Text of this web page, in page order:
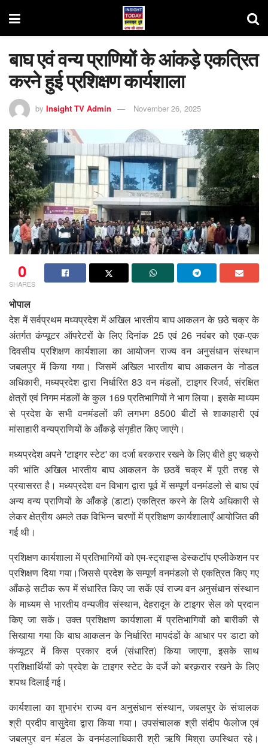
बाघ एवं वन्य प्राणियों के आंकड़े एकत्रित
करने हुई प्रशिक्षण कार्यशाला
by Insight TV Admin November 26, 2025
0
SHARES
भोपाल
देश में सर्वप्रथम मध्यप्रदेश में अखिल भारतीय बाघ आकलन के छठे चक्र के
अंतर्गत कंप्यूटर ऑपरेटरों के लिए दिनांक 25 एवं 26 नवंबर को एक-एक
दिवसीय प्रशिक्षण कार्यशाला का आयोजन राज्य वन अनुसंधान संस्थान
जबलपुर में किया गया। जिसमें अखिल भारतीय बाघ आकलन के नोडल
अधिकारी, मध्यप्रदेश द्वारा निर्धारित 83 वन मंडलों, टाइगर रिजर्व, संरक्षित
क्षेत्रों एवं निगम मंडलों के कुल 169 प्रतिभागियों ने भाग लिया। इसके माध्यम
से प्रदेश के सभी वनमंडलों की लगभग 8500 बीटों से शाकाहारी एवं
मांसाहारी वन्यप्राणियों के आँकड़े संगृहीत किए जाएंगे।
मध्यप्रदेश अपने 'टाइगर स्टेट' का दर्जा बरकरार रखने के लिए बीते हुए चक्रो
की भांति अखिल भारतीय बाघ आकलन के छठवें चक्र में पूरी तरह से
प्रयासरत है। मध्यप्रदेश वन विभाग द्वारा पूर्व में सम्पूर्ण वनमंडलो से बाघ एवं
अन्य वन्य प्राणियों के आँकड़े (डाटा) एकत्रित करने के लिये अधिकारी से
लेकर क्षेत्रीय अमले तक विभिन्न चरणों में प्रशिक्षण कार्यशालाएँ आयोजित की
गई थी।
प्रशिक्षण कार्यशाला में प्रतिभागियों को एम-स्ट्राइप्स डेस्कटॉप एप्लीकेशन पर
प्रशिक्षण दिया गया।जिससे प्रदेश के सम्पूर्ण वनमंडलो से एकत्रित किए गए
आँकड़े सटीक रूप में संधारित किए जा सकें एवं राज्य वन अनुसंधान संस्थान
के माध्यम से भारतीय वन्यजीव संस्थान, देहरादून के टाइगर सेल को प्रदान
किए जा सकें। उक्त प्रशिक्षण कार्यशाला में प्रतिभागियों को बारीकी से
सिखाया गया कि बाघ आकलन के निर्धारित मापदंडों के आधार पर डाटा को
कंप्यूटर में किस प्रकार दर्ज (संधारित) किया जाएगा, इसके साथ
प्रशिक्षार्थियों को प्रदेश के टाइगर स्टेट के दर्जे को बरक़रार रखने के लिए
शपथ दिलाई गई।
कार्यशाला का शुभारंभ राज्य वन अनुसंधान संस्थान, जबलपुर के संचालक
श्री प्रदीप वासुदेवा द्वारा किया गया। उपसंचालक श्री संदीप फेलोज एवं
जबलपुर वन मंडल के वनमंडलाधिकारी श्री ऋषि मिश्रा उपस्थित रहे।